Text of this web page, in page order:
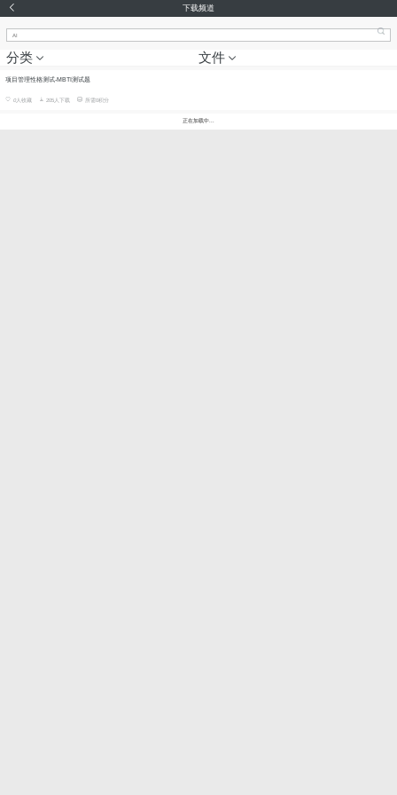
下载频道
分类 文件
项目管理性格测试-MBTI测试题
0人收藏 205人下载 所需0积分
正在加载中...